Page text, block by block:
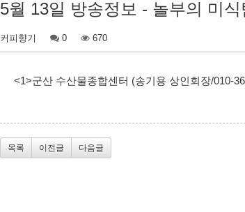
5월 13일 방송정보 - 놀부의 미
커피향기 0 670
<1>군산 수산물종합센터 (송기용 상인회장/010-
목록 이전글 다음글